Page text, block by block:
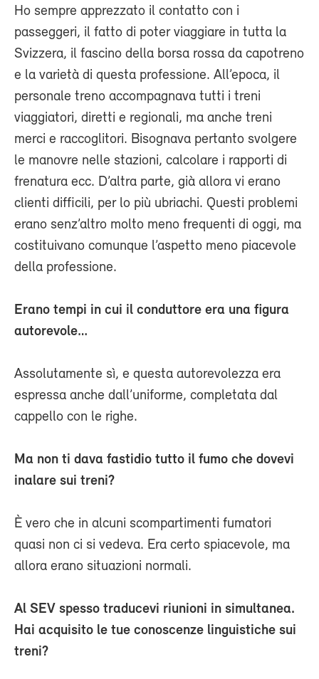
Ho sempre apprezzato il contatto con i
passeggeri, il fatto di poter viaggiare in tutta la
Svizzera, il fascino della borsa rossa da capotreno
e la varietà di questa professione. All’epoca, il
personale treno accompagnava tutti i treni
viaggiatori, diretti e regionali, ma anche treni
merci e raccoglitori. Bisognava pertanto svolgere
le manovre nelle stazioni, calcolare i rapporti di
frenatura ecc. D’altra parte, già allora vi erano
clienti difficili, per lo più ubriachi. Questi problemi
erano senz’altro molto meno frequenti di oggi, ma
costituivano comunque l’aspetto meno piacevole
della professione.
Erano tempi in cui il conduttore era una figura
autorevole…
Assolutamente sì, e questa autorevolezza era
espressa anche dall’uniforme, completata dal
cappello con le righe.
Ma non ti dava fastidio tutto il fumo che dovevi
inalare sui treni?
È vero che in alcuni scompartimenti fumatori
quasi non ci si vedeva. Era certo spiacevole, ma
allora erano situazioni normali.
Al SEV spesso traducevi riunioni in simultanea.
Hai acquisito le tue conoscenze linguistiche sui
treni?